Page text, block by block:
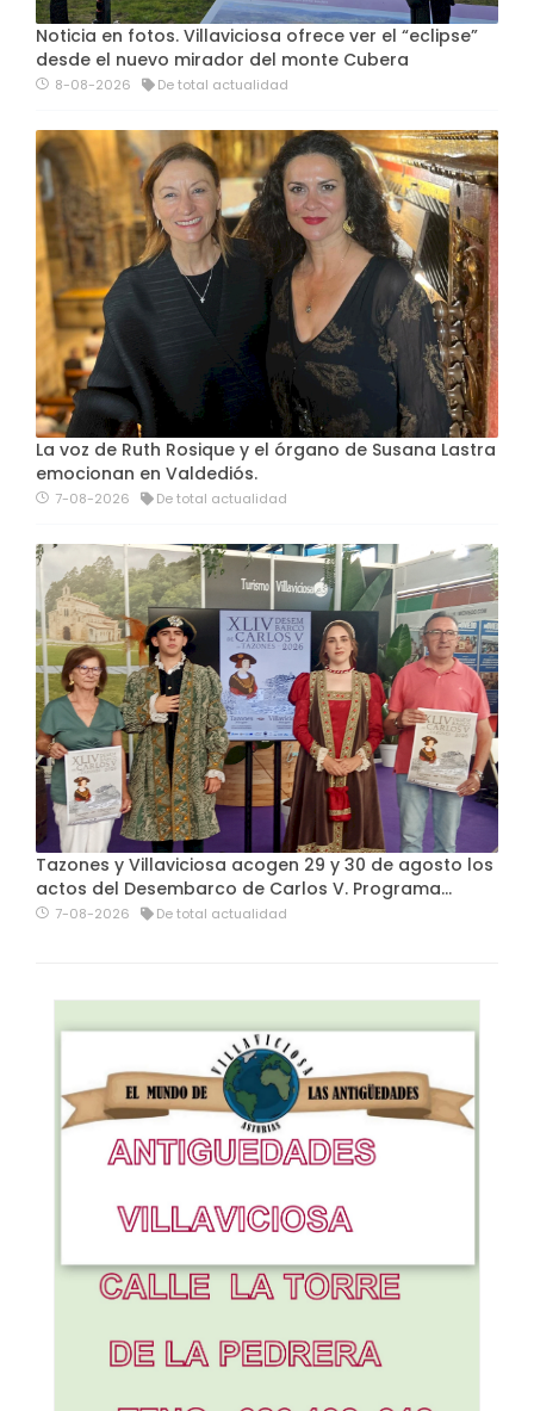
Noticia en fotos. Villaviciosa ofrece ver el “eclipse”
desde el nuevo mirador del monte Cubera
8-08-2026 De total actualidad
La voz de Ruth Rosique y el órgano de Susana Lastra
emocionan en Valdediós.
7-08-2026 De total actualidad
Tazones y Villaviciosa acogen 29 y 30 de agosto los
actos del Desembarco de Carlos V. Programa…
7-08-2026 De total actualidad